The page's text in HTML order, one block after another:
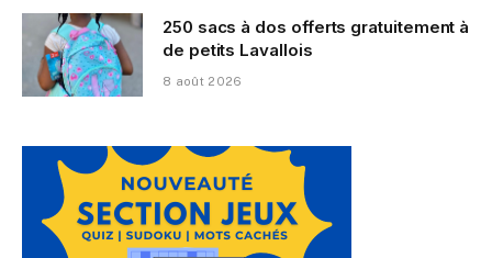
250 sacs à dos offerts gratuitement à
de petits Lavallois
8 août 2026